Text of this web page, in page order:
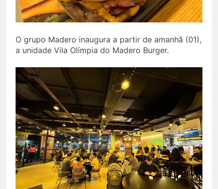
O grupo Madero inaugura a partir de amanhã (01),
a unidade Vila Olímpia do Madero Burger.